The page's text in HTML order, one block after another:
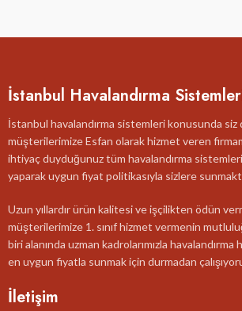
İstanbul Havalandırma
İstanbul havalandırma sistemleri konusunda siz
müşterilerimize Esfan olarak hizmet veren
ihtiyaç duyduğunuz tüm havalandırma
yaparak uygun fiyat politikasıyla sizlere
Uzun yıllardır ürün kalitesi ve işçilikten ödün
müşterilerimize 1. sınıf hizmet vermenin
biri alanında uzman kadrolarımızla
en uygun fiyatla sunmak için durmadan
İletişim